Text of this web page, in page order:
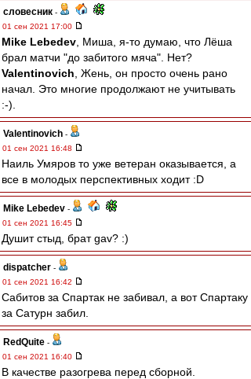
словесник -
01 сен 2021 17:00
Mike Lebedev , Миша, я-то думаю, что Лёша
брал матчи "до забитого мяча". Нет?
Valentinovich , Жень, он просто очень рано
начал. Это многие продолжают не учитывать
:-).
Valentinovich -
01 сен 2021 16:48
Наиль Умяров то уже ветеран оказывается, а
все в молодых перспективных ходит :D
Mike Lebedev -
01 сен 2021 16:45
Душит стыд, брат gav? :)
dispatcher -
01 сен 2021 16:42
Сабитов за Спартак не забивал, а вот Спартаку
за Сатурн забил.
RedQuite -
01 сен 2021 16:40
В качестве разогрева перед сборной.